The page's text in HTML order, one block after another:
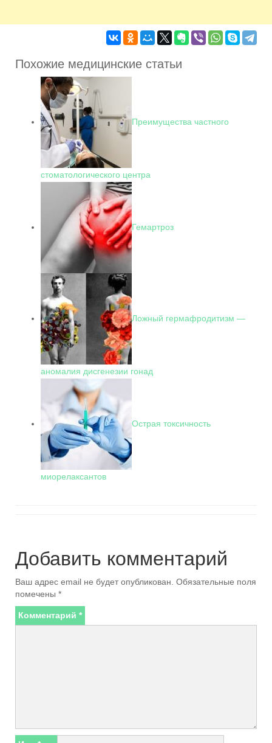
Похожие медицинские статьи
Преимущества частного
стоматологического центра
Гемартроз
Ложный гермафродитизм —
аномалия дисгенезии гонад
Острая токсичность
миорелаксантов
Добавить комментарий
Ваш адрес email не будет опубликован. Обязательные поля
помечены *
Комментарий *